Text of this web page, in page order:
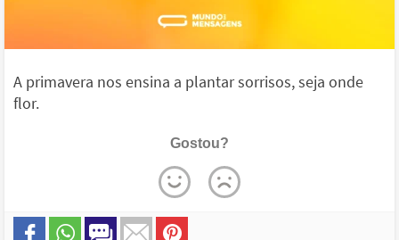
A primavera nos ensina a plantar sorrisos, seja onde
flor.
Gostou?